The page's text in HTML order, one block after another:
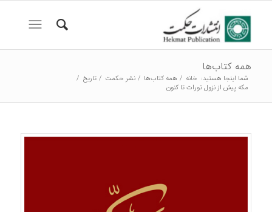
همه کتاب‌ها
شما اینجا هستید: خانه / همه کتاب‌ها / نشر حکمت / تاریخ /
مکه پیش از نزول تورات تا کنون